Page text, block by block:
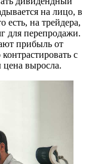
на лицо, в
на трейдера,
для перепродажи.
прибыль от
с
цена выросла.